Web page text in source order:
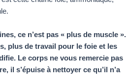
ce n’est pas « plus de muscle ».
plus de travail pour le foie et les
Le corps ne vous remercie pas
il s’épuise à nettoyer ce qu’il n’a